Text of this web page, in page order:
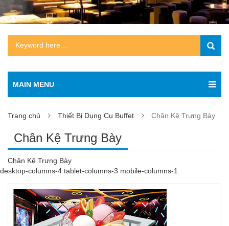
MAIN MENU
Trang chủ Thiết Bị Dụng Cụ Buffet Chân Kệ Trưng Bày
Chân Kệ Trưng Bày
Chân Kệ Trưng Bày
desktop-columns-4 tablet-columns-3 mobile-columns-1